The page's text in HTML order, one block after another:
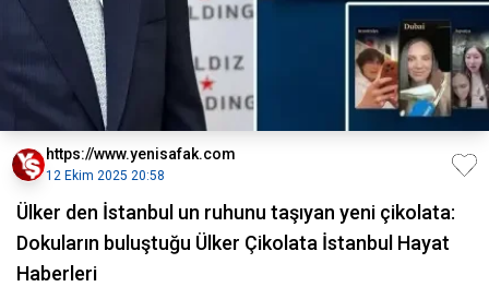
https://www.yenisafak.com
12 Ekim 2025 20:58
Ülker den İstanbul un ruhunu taşıyan yeni çikolata:
Dokuların buluştuğu Ülker Çikolata İstanbul Hayat
Haberleri